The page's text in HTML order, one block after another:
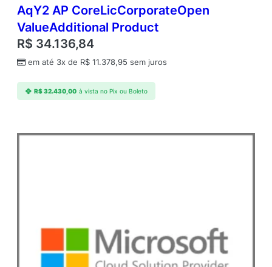
AqY2 AP CoreLicCorporateOpen
ValueAdditional Product
R$ 34.136,84
em até 3x de R$ 11.378,95 sem juros
R$32.430,00 à vista no Pix ou Boleto